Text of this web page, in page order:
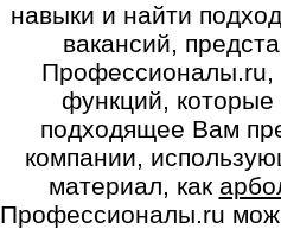
навыки и найти
вакансий,
Профессионалы.ru,
функций, которые
подходящее Вам
компании,
материал, как
Профессионалы.ru